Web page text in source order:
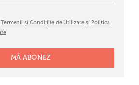
Termenii și Condițiile de Utilizareși Politica